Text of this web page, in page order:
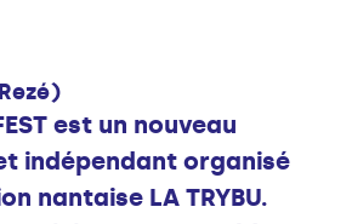
est un nouveau
indépendant organisé
nantaise LA TRYBU.